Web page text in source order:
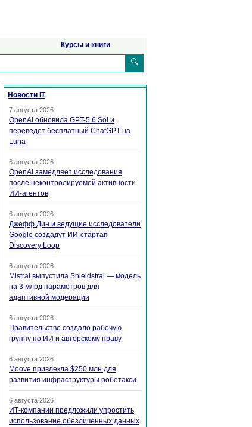
Курсы и книги
🔍
Новости IT
7 августа 2026
OpenAI обновила GPT-5.6 Sol и
переведет бесплатный ChatGPT на
Luna
6 августа 2026
OpenAI замедляет исследования
после неконтролируемой активности
ИИ-агентов
6 августа 2026
Джефф Дин и ведущие исследователи
Google создадут ИИ-стартап
Discovery Loop
6 августа 2026
Mistral выпустила Shieldstral — модель
на 3 млрд параметров для
адаптивной модерации
6 августа 2026
Правительство создало рабочую
группу по ИИ и авторскому праву
6 августа 2026
Moove привлекла $250 млн для
развития инфраструктуры роботакси
6 августа 2026
ИТ-компании предложили упростить
использование обезличенных данных